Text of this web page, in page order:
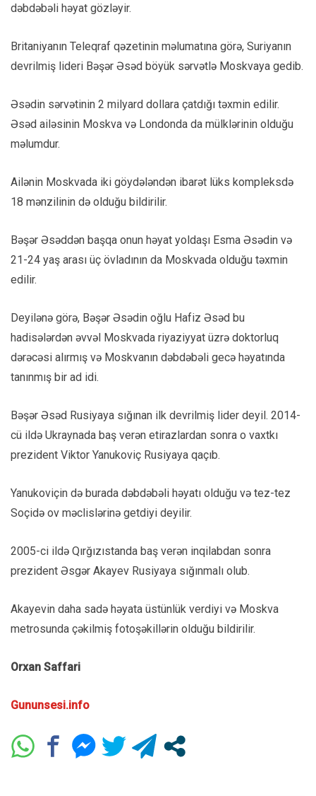
dəbdəbəli həyat gözləyir.
Britaniyanın Teleqraf qəzetinin məlumatına görə, Suriyanın
devrilmiş lideri Bəşər Əsəd böyük sərvətlə Moskvaya gedib.
Əsədin sərvətinin 2 milyard dollara çatdığı təxmin edilir.
Əsəd ailəsinin Moskva və Londonda da mülklərinin olduğu
məlumdur.
Ailənin Moskvada iki göydələndən ibarət lüks kompleksdə
18 mənzilinin də olduğu bildirilir.
Bəşər Əsəddən başqa onun həyat yoldaşı Esma Əsədin və
21-24 yaş arası üç övladının da Moskvada olduğu təxmin
edilir.
Deyilənə görə, Bəşər Əsədin oğlu Hafiz Əsəd bu
hadisələrdən əvvəl Moskvada riyaziyyat üzrə doktorluq
dərəcəsi alırmış və Moskvanın dəbdəbəli gecə həyatında
tanınmış bir ad idi.
Bəşər Əsəd Rusiyaya sığınan ilk devrilmiş lider deyil. 2014-
cü ildə Ukraynada baş verən etirazlardan sonra o vaxtkı
prezident Viktor Yanukoviç Rusiyaya qaçıb.
Yanukoviçin də burada dəbdəbəli həyatı olduğu və tez-tez
Soçidə ov məclislərinə getdiyi deyilir.
2005-ci ildə Qırğızıstanda baş verən inqilabdan sonra
prezident Əsgər Akayev Rusiyaya sığınmalı olub.
Akayevin daha sadə həyata üstünlük verdiyi və Moskva
metrosunda çəkilmiş fotoşəkillərin olduğu bildirilir.
Orxan Saffari
Gununsesi.info